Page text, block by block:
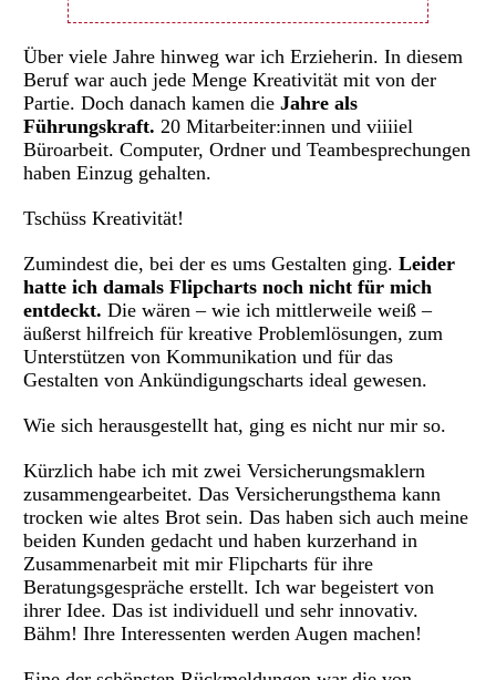
Über viele Jahre hinweg war ich Erzieherin. In diesem
Beruf war auch jede Menge Kreativität mit von der
Partie. Doch danach kamen die Jahre als
Führungskraft. 20 Mitarbeiter:innen und viiiiel
Büroarbeit. Computer, Ordner und Teambesprechungen
haben Einzug gehalten.
Tschüss Kreativität!
Zumindest die, bei der es ums Gestalten ging. Leider
hatte ich damals Flipcharts noch nicht für mich
entdeckt. Die wären – wie ich mittlerweile weiß –
äußerst hilfreich für kreative Problemlösungen, zum
Unterstützen von Kommunikation und für das
Gestalten von Ankündigungscharts ideal gewesen.
Wie sich herausgestellt hat, ging es nicht nur mir so.
Kürzlich habe ich mit zwei Versicherungsmaklern
zusammengearbeitet. Das Versicherungsthema kann
trocken wie altes Brot sein. Das haben sich auch meine
beiden Kunden gedacht und haben kurzerhand in
Zusammenarbeit mit mir Flipcharts für ihre
Beratungsgespräche erstellt. Ich war begeistert von
ihrer Idee. Das ist individuell und sehr innovativ.
Bähm! Ihre Interessenten werden Augen machen!